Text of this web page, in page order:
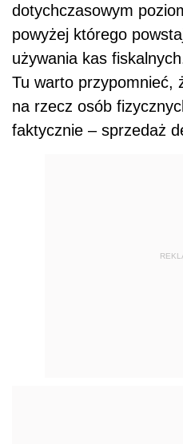
dotychczasowym
powyżej którego
używania kas
Tu warto przypomnieć,
na rzecz osób
faktycznie – sprzedaż